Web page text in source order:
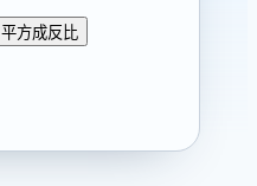
平方成反比